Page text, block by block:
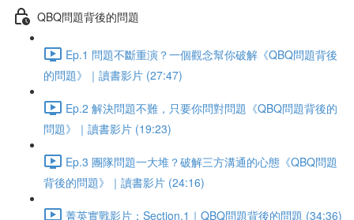
QBQ問題背後的問題
Ep.1 問題不斷重演？一個觀念幫你破解《QBQ問題背後
的問題》｜讀書影片 (27:47)
Ep.2 解決問題不難，只要你問對問題《QBQ問題背後的
問題》｜讀書影片 (19:23)
Ep.3 團隊問題一大堆？破解三方溝通的心態《QBQ問題
背後的問題》｜讀書影片 (24:16)
菁英實戰影片：Section.1｜QBQ問題背後的問題 (34:36)